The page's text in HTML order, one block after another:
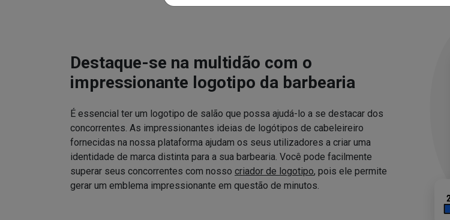
Destaque-se na multidão com o
impressionante logotipo da barbearia
É essencial ter um logotipo de salão que possa ajudá-lo a se destacar dos
concorrentes. As impressionantes ideias de logótipos de cabeleireiro
fornecidas na nossa plataforma ajudam os seus utilizadores a criar uma
identidade de marca distinta para a sua barbearia. Você pode facilmente
superar seus concorrentes com nosso criador de logotipo, pois ele permite
gerar um emblema impressionante em questão de minutos.